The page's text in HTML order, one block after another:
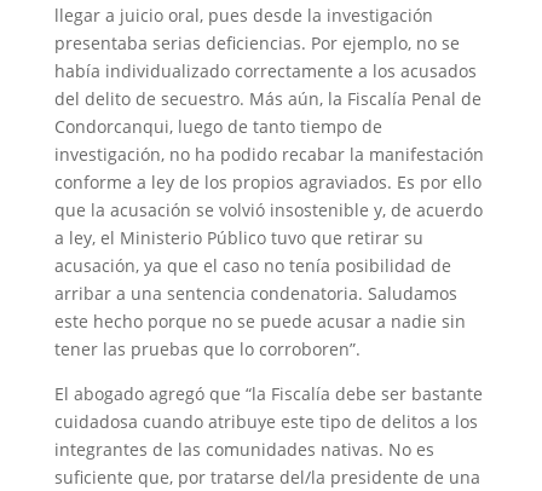
llegar a juicio oral, pues desde la investigación
presentaba serias deficiencias. Por ejemplo, no se
había individualizado correctamente a los acusados
del delito de secuestro. Más aún, la Fiscalía Penal de
Condorcanqui, luego de tanto tiempo de
investigación, no ha podido recabar la manifestación
conforme a ley de los propios agraviados. Es por ello
que la acusación se volvió insostenible y, de acuerdo
a ley, el Ministerio Público tuvo que retirar su
acusación, ya que el caso no tenía posibilidad de
arribar a una sentencia condenatoria. Saludamos
este hecho porque no se puede acusar a nadie sin
tener las pruebas que lo corroboren”.
El abogado agregó que “la Fiscalía debe ser bastante
cuidadosa cuando atribuye este tipo de delitos a los
integrantes de las comunidades nativas. No es
suficiente que, por tratarse del/la presidente de una